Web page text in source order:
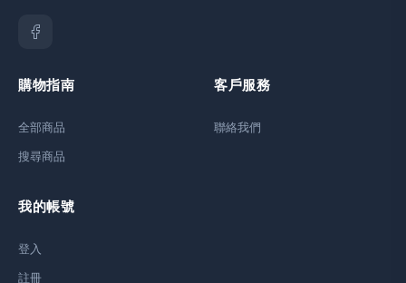
購物指南
全部商品
搜尋商品
客戶服務
聯絡我們
我的帳號
登入
註冊